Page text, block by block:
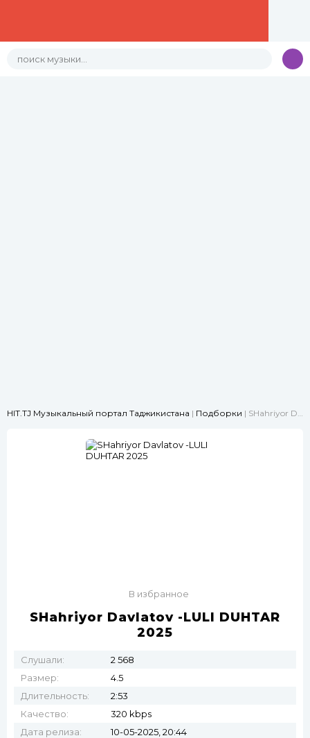
HIT.TJ Музыкальный портал Таджикистана | Подборки | SHahriyor Davlatov -LULI DUHTAR 2025
В избранное
SHahriyor Davlatov -LULI DUHTAR
2025
Слушали:
2 568
Размер:
4.5
Длительность:
2:53
Качество:
320 kbps
Дата релиза:
10-05-2025, 20:44